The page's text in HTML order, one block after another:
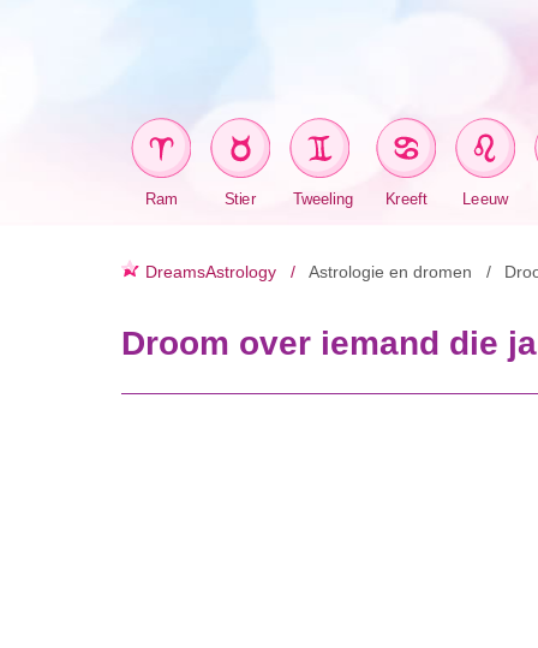
Ram Stier Tweeling Kreeft Leeuw
DreamsAstrology Astrologie en dromen
Droom over iemand die